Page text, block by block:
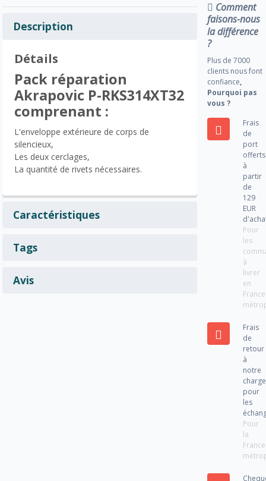
Description
Détails
Pack réparation
Akrapovic P-RKS314XT32
comprenant :
L'enveloppe extérieure de corps de
silencieux,
Les deux cerclages,
La quantité de rivets nécessaires.
Caractéristiques
Tags
Avis
Comment
faisons-nous
la différence
?
Plus de 7000
clients nous font
confiance,
Pourquoi pas
vous ?
Frais
de
port
offerts
à
partir
de
129
EUR
Pour
les
à
livrer
en
France
Frais
de
retour
à
notre
charge
pour
les
Pour
la
France